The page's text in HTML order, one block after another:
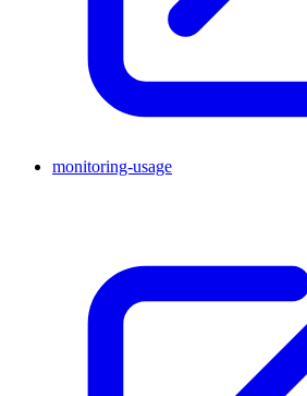
monitoring-usage